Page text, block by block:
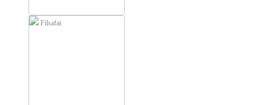
Filsafat